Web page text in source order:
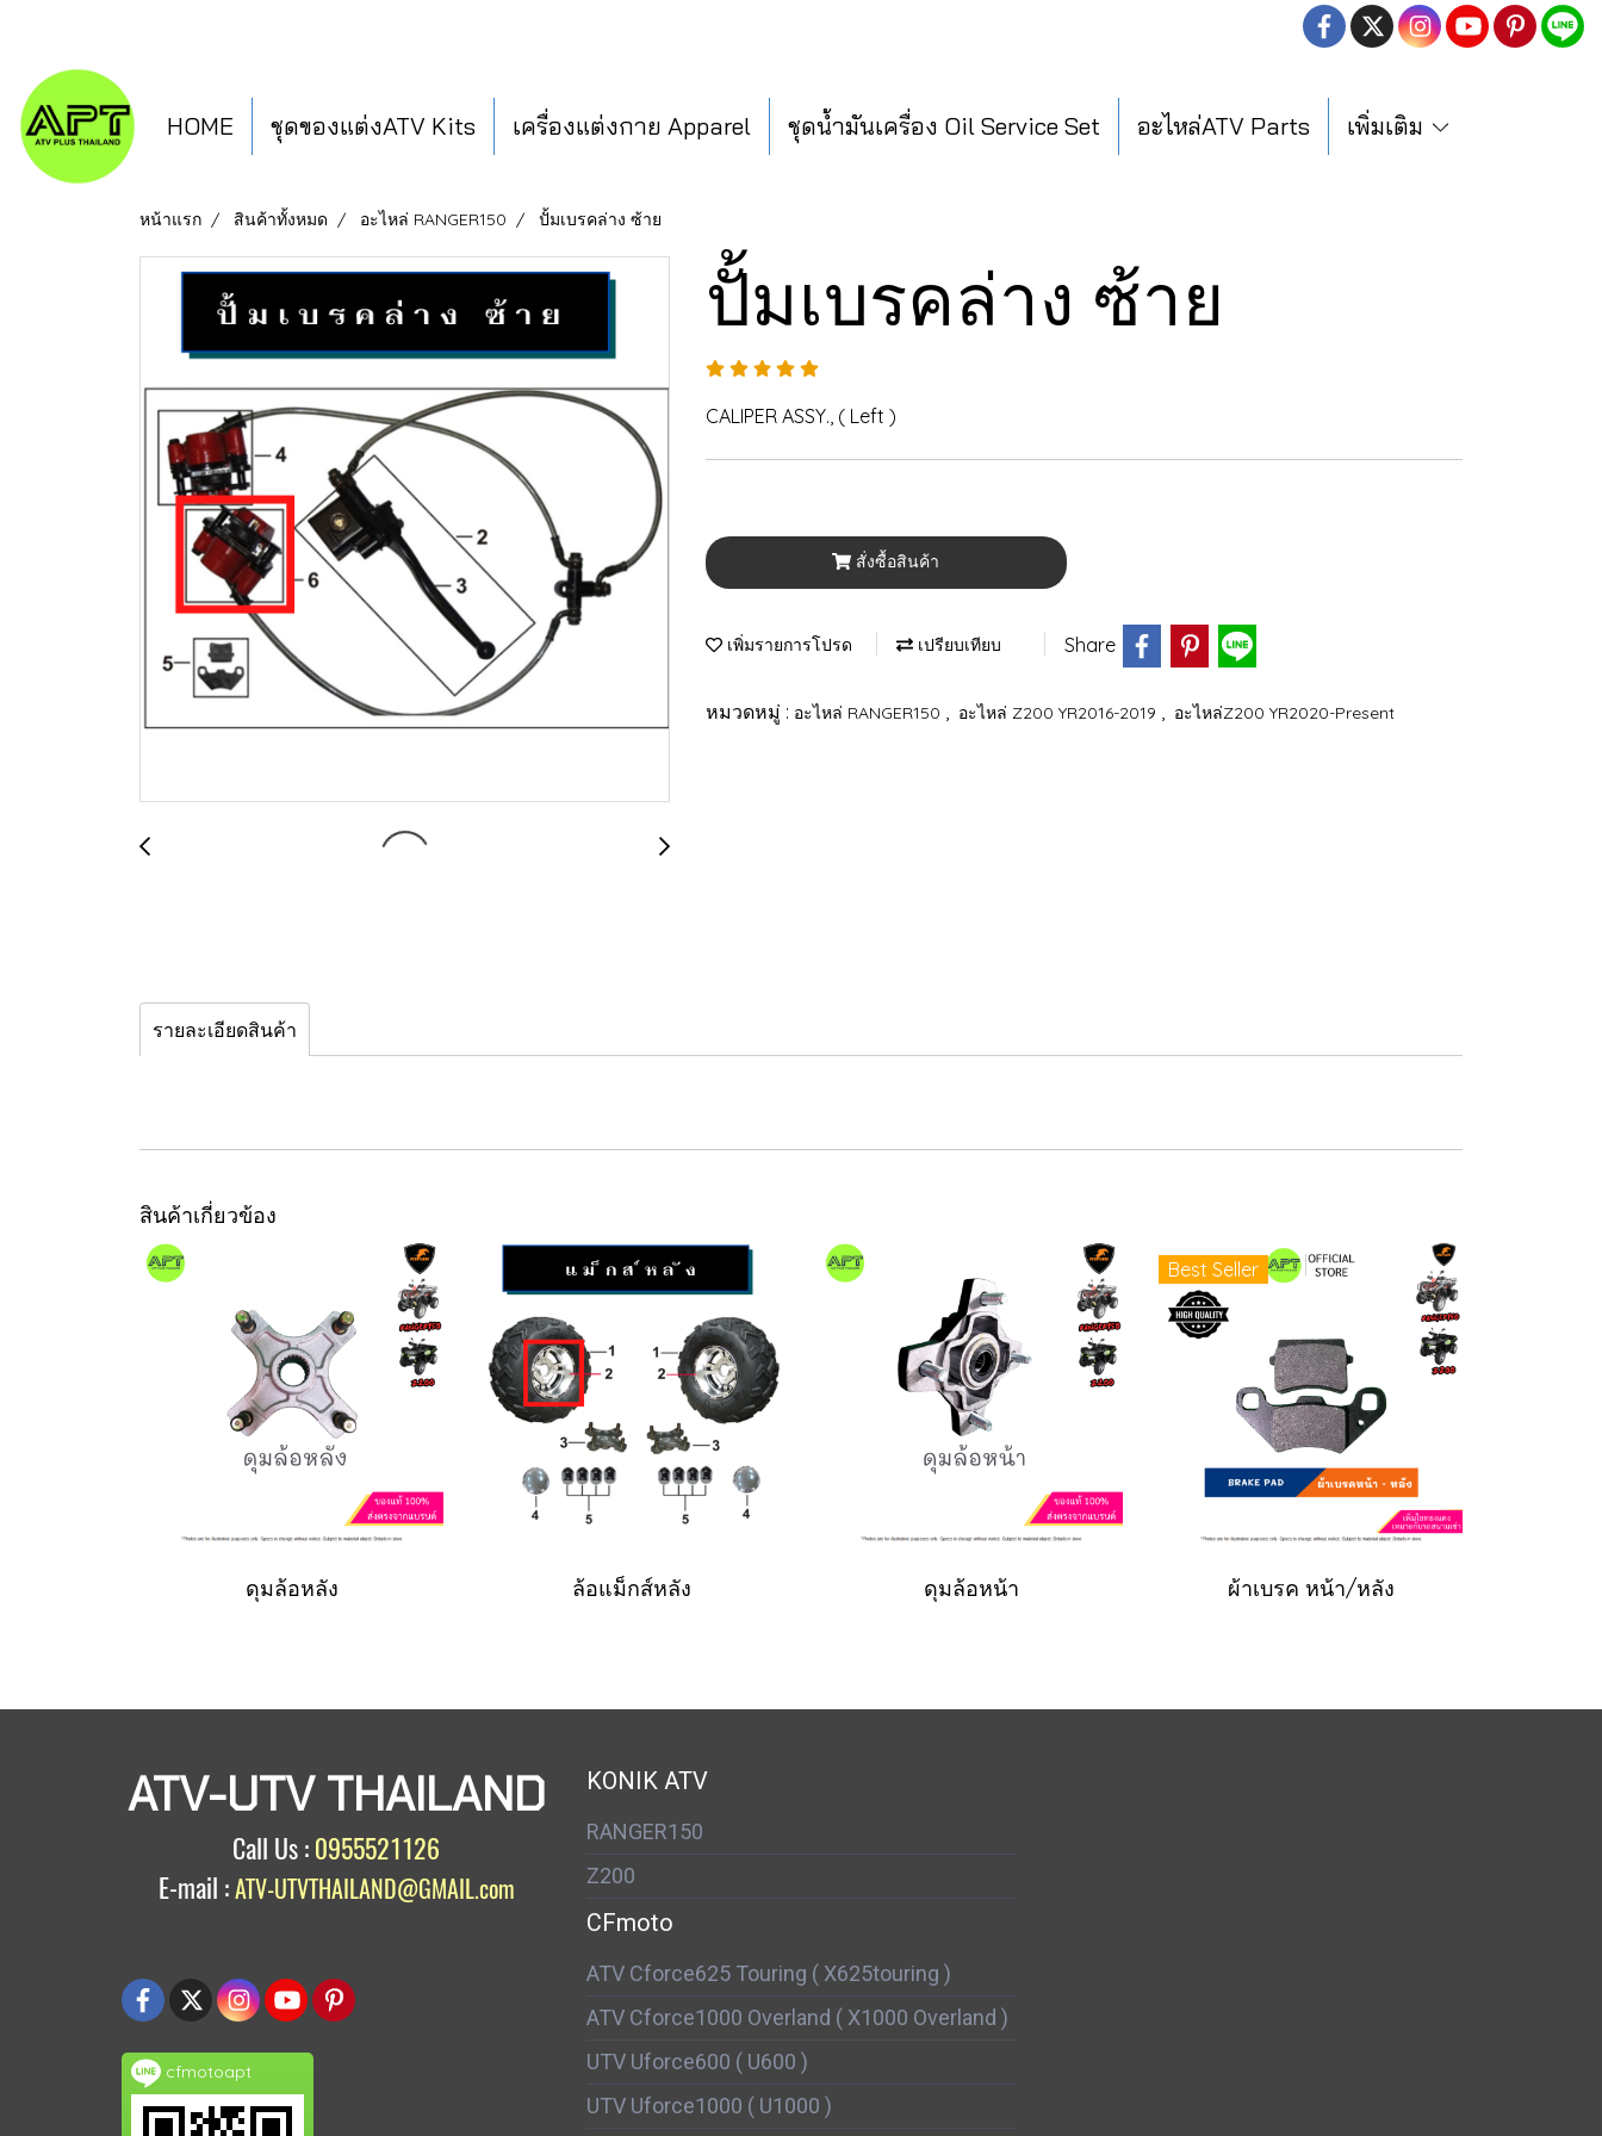
HOME ชุดของแต่งATV Kits เครื่องแต่งกาย Apparel ชุดน้ำมันเครื่อง Oil Service Set อะไหล่ATV Parts เพิ่มเติม
หน้าแรก สินค้าทั้งหมด อะไหล่ RANGER150 ปั้มเบรคล่าง ซ้าย
ปั้มเบรคล่าง ซ้าย
CALIPER ASSY., ( Left )
สั่งซื้อสินค้า
เพิ่มรายการโปรด เปรียบเทียบ Share
หมวดหมู่ : อะไหล่ RANGER150 , อะไหล่ Z200 YR2016-2019 , อะไหล่Z200 YR2020-Present
รายละเอียดสินค้า
สินค้าเกี่ยวข้อง
ดุมล้อหลัง ล้อแม็กส์หลัง ดุมล้อหน้า
Best Seller
ผ้าเบรค หน้า/หลัง
ATV-UTV THAILAND
Call Us : 0955521126
E-mail :ATV-UTVTHAILAND@GMAIL.com
cfmotoapt
KONIK ATV
RANGER150
Z200
CFmoto
ATV Cforce625 Touring ( X625touring )
ATV Cforce1000 Overland ( X1000 Overland )
UTV Uforce600 ( U600 )
UTV Uforce1000 ( U1000 )